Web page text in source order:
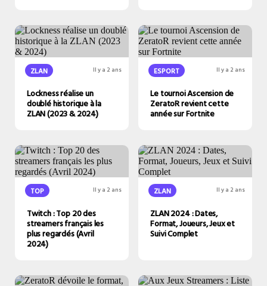
ZLAN Il y a 2 ans
Lockness réalise un
doublé historique à la
ZLAN (2023 & 2024)
ESPORT Il y a 2 ans
Le tournoi Ascension de
ZeratoR revient cette
année sur Fortnite
TOP Il y a 2 ans
Twitch : Top 20 des
streamers français les
plus regardés (Avril
2024)
ZLAN Il y a 2 ans
ZLAN 2024 : Dates,
Format, Joueurs, Jeux et
Suivi Complet